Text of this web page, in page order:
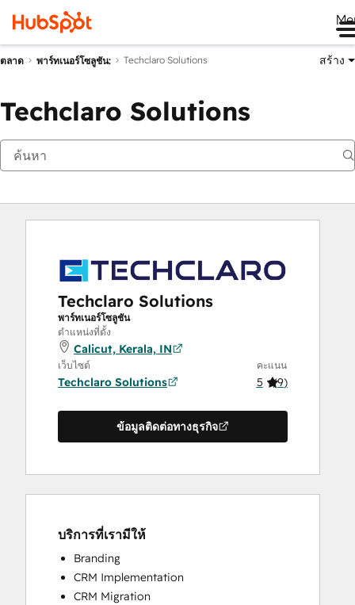
ตลาด พาร์ทเนอร์โซลูชัน: Techclaro Solutions สร้าง
Techclaro Solutions
Techclaro Solutions
พาร์ทเนอร์โซลูชัน
ตำแหน่งที่ตั้ง
Calicut, Kerala, IN
เว็บไซต์
Techclaro Solutions
คะแนน
5 (9)
ข้อมูลติดต่อทางธุรกิจ
บริการที่เรามีให้
Branding
CRM Implementation
CRM Migration